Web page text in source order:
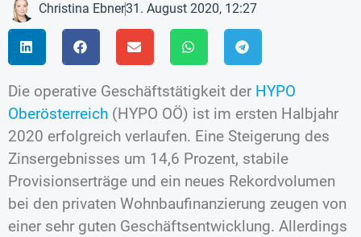
Christina Ebner31. August 2020, 12:27
Die operative Geschäftstätigkeit der HYPO
Oberösterreich (HYPO OÖ) ist im ersten Halbjahr
2020 erfolgreich verlaufen. Eine Steigerung des
Zinsergebnisses um 14,6 Prozent, stabile
Provisionserträge und ein neues Rekordvolumen
bei den privaten Wohnbaufinanzierung zeugen von
einer sehr guten Geschäftsentwicklung. Allerdings